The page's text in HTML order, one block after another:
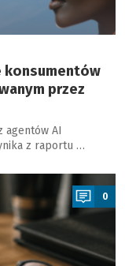
konsumentów
przez
agentów AI
z raportu …
0